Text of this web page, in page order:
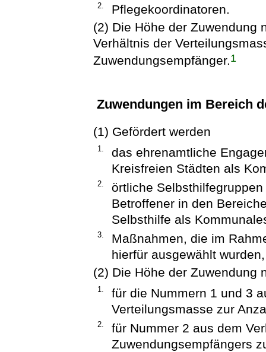
2.
Pflegekoordinatoren.
(2) Die Höhe der Zuwendung
Verhältnis der
Zuwendungsempfänger.1
Zuwendungen im Bereich
(1) Gefördert werden
1.
das ehrenamtliche
Kreisfreien Städten als
2.
örtliche
Betroffener in den
Selbsthilfe als
3.
Maßnahmen, die im
hierfür ausgewählt
(2) Die Höhe der Zuwendung
1.
für die Nummern 1 und 3
Verteilungsmasse zur
2.
für Nummer 2 aus dem
Zuwendungsempfängers